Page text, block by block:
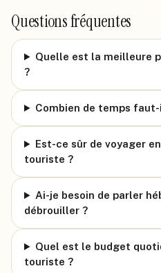
Questions fréquentes
Quelle est la meilleure
?
Combien de temps
Est-ce sûr de voyager
touriste ?
Ai-je besoin de parler
débrouiller ?
Quel est le budget
touriste ?